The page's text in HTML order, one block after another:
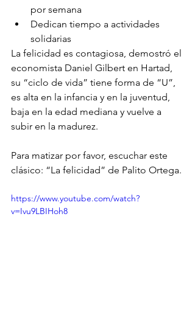
por semana
Dedican tiempo a actividades
solidarias
La felicidad es contagiosa, demostró el
economista Daniel Gilbert en Hartad,
su “ciclo de vida” tiene forma de “U”,
es alta en la infancia y en la juventud,
baja en la edad mediana y vuelve a
subir en la madurez.
Para matizar por favor, escuchar este
clásico: “La felicidad” de Palito Ortega.
https://www.youtube.com/watch?
v=Ivu9LBIHoh8